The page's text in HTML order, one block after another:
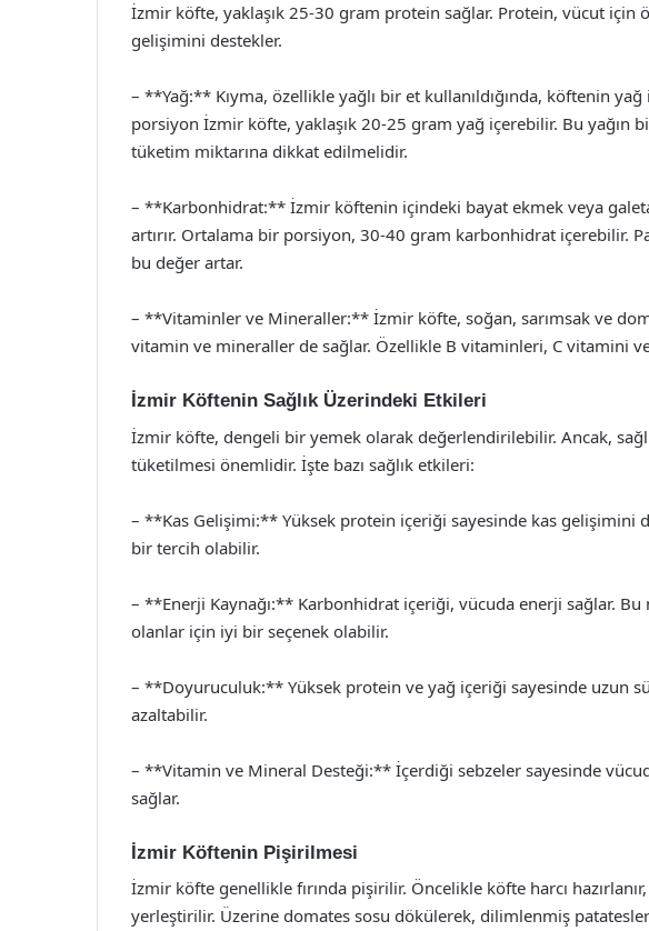
İzmir köfte, yaklaşık 25-30 gram protein sağlar. Protein, vücut için
gelişimini destekler.
– **Yağ:** Kıyma, özellikle yağlı bir et kullanıldığında, köftenin
porsiyon İzmir köfte, yaklaşık 20-25 gram yağ içerebilir. Bu yağın
tüketim miktarına dikkat edilmelidir.
– **Karbonhidrat:** İzmir köftenin içindeki bayat ekmek veya
artırır. Ortalama bir porsiyon, 30-40 gram karbonhidrat içerebilir.
bu değer artar.
– **Vitaminler ve Mineraller:** İzmir köfte, soğan, sarımsak ve
vitamin ve mineraller de sağlar. Özellikle B vitaminleri, C vitamini
İzmir Köftenin Sağlık Üzerindeki Etkileri
İzmir köfte, dengeli bir yemek olarak değerlendirilebilir. Ancak,
tüketilmesi önemlidir. İşte bazı sağlık etkileri:
– **Kas Gelişimi:** Yüksek protein içeriği sayesinde kas gelişimini
bir tercih olabilir.
– **Enerji Kaynağı:** Karbonhidrat içeriği, vücuda enerji sağlar.
olanlar için iyi bir seçenek olabilir.
– **Doyuruculuk:** Yüksek protein ve yağ içeriği sayesinde uzun
azaltabilir.
– **Vitamin ve Mineral Desteği:** İçerdiği sebzeler sayesinde
sağlar.
İzmir Köftenin Pişirilmesi
İzmir köfte genellikle fırında pişirilir. Öncelikle köfte harcı
yerleştirilir. Üzerine domates sosu dökülerek, dilimlenmiş